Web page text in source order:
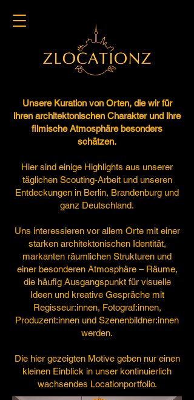
Unsere Kuration von Orten, die wir für
ihren architektonischen Charakter und ihre
filmische Atmosphäre besonders
schätzen.
Hier sind einige Highlights aus unserer
täglichen Scouting-Arbeit und unseren
Entdeckungen in Berlin, Brandenburg und
ganz Deutschland.
Uns interessieren vor allem Orte mit einer
starken architektonischen Identität,
markanten räumlichen Strukturen und
einer besonderen Atmosphäre – Räume,
die häufig Ausgangspunkt für visuelle
Ideen und kreative Gespräche mit
Regisseur:innen, Fotograf:innen,
Produzent:innen und Szenenbildner:innen
werden.
Die hier gezeigten Motive geben nur einen
kleinen Einblick in unser kontinuierlich
wachsendes Locationportfolio.